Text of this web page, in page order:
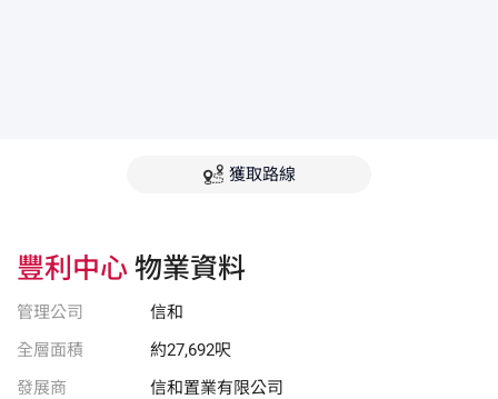
獲取路線
豐利中心 物業資料
管理公司
信和
全層面積
約27,692呎
發展商
信和置業有限公司